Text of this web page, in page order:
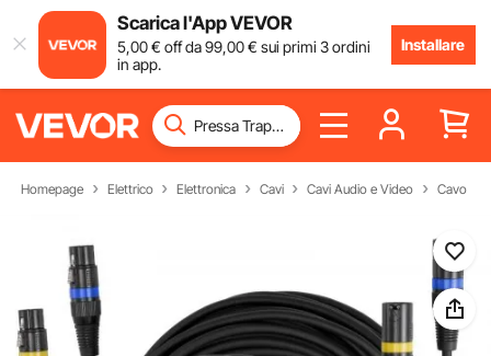
Scarica l'App VEVOR
5,00€ off da99,00€ sui primi 3 ordini
in app.
Installare
Homepage Elettrico Elettronica Cavi Cavi Audio e Video Cavo